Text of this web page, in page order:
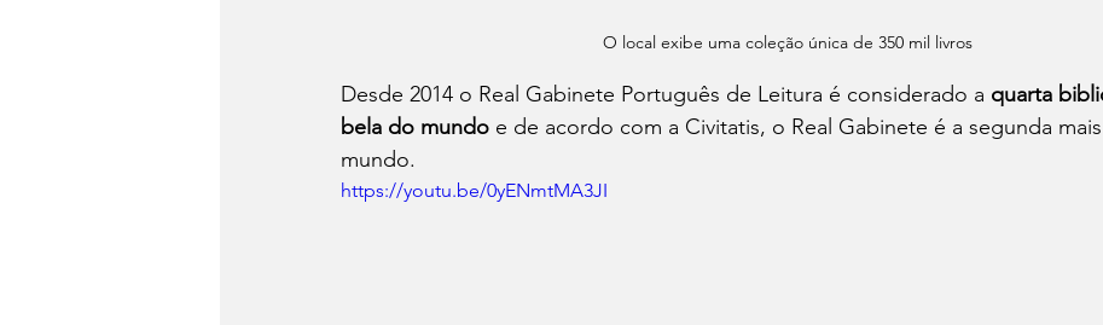
O local exibe uma coleção única de 350 mil livros
Desde 2014 o Real Gabinete Português de Leitura é considerado a quarta
bela do mundo e de acordo com a Civitatis, o Real Gabinete é a segunda
mundo.
https://youtu.be/0yENmtMA3JI